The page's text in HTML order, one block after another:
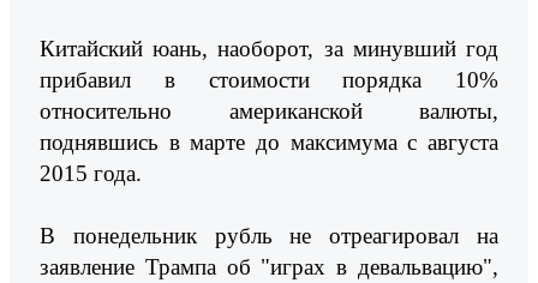
Китайский юань, наоборот, за минувший год
прибавил в стоимости порядка 10%
относительно американской валюты,
поднявшись в марте до максимума с августа
2015 года.
В понедельник рубль не отреагировал на
заявление Трампа об "играх в девальвацию",